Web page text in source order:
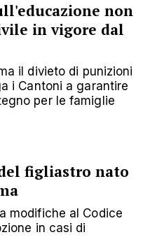
non
in vigore dal
il divieto di punizioni
i Cantoni a garantire
per le famiglie
figliastro nato
modifiche al Codice
in casi di